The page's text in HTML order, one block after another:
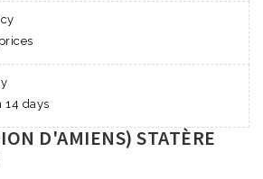
14 days
D'AMIENS) STATÈRE